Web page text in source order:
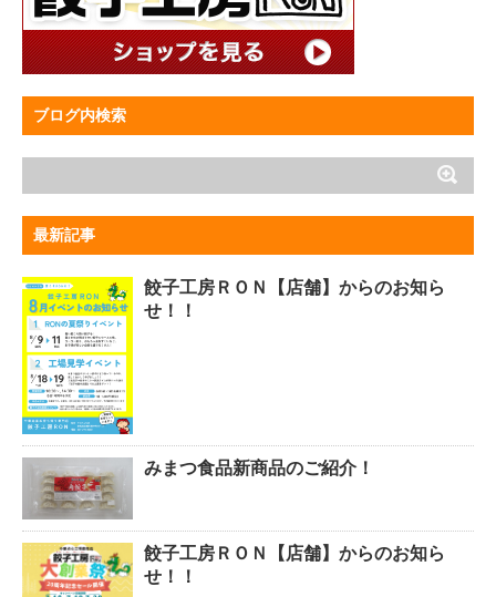
ブログ内検索
最新記事
餃子工房ＲＯＮ【店舗】からのお知ら
せ！！
みまつ食品新商品のご紹介！
餃子工房ＲＯＮ【店舗】からのお知ら
せ！！